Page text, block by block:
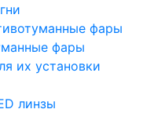
фары
фары
их установки
линзы